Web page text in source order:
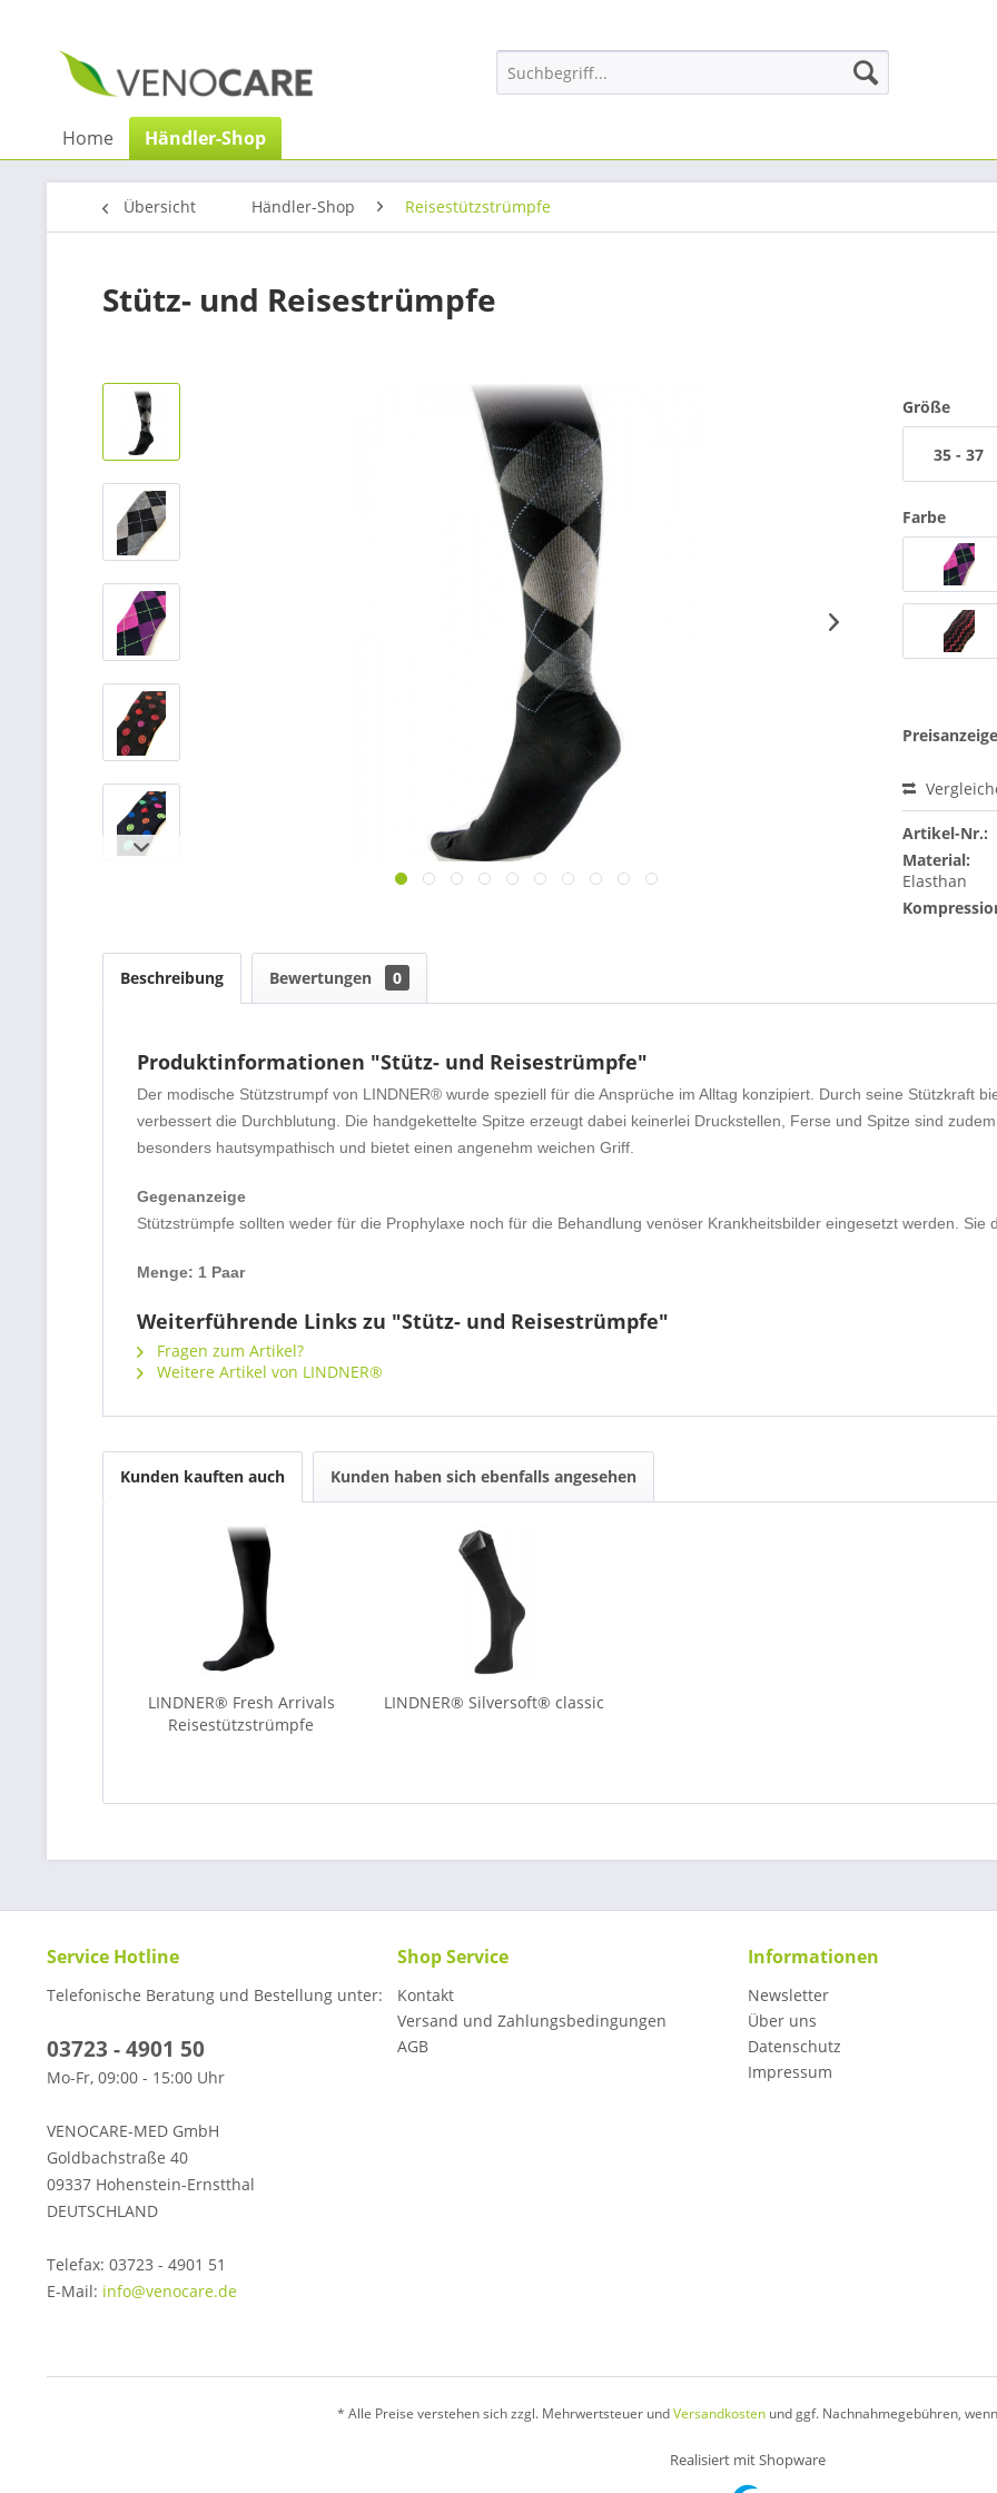
Home Händler-Shop
Übersicht Händler-Shop Reisestützstrümpfe
Stütz- und Reisestrümpfe
Größe
35 - 37
Farbe
Artikel-Nr.:
Material:
Elasthan
Beschreibung Bewertungen 0
Produktinformationen "Stütz- und Reisestrümpfe"
Der modische Stützstrumpf von LINDNER® wurde speziell für die Ansprüche im Alltag konzipiert. Durch seine Stützkraft
verbessert die Durchblutung. Die handgekettelte Spitze erzeugt dabei keinerlei Druckstellen, Ferse und Spitze sind
besonders hautsympathisch und bietet einen angenehm weichen Griff.
Gegenanzeige
Stützstrümpfe sollten weder für die Prophylaxe noch für die Behandlung venöser Krankheitsbilder eingesetzt werden. Sie
Menge: 1 Paar
Weiterführende Links zu "Stütz- und Reisestrümpfe"
Fragen zum Artikel?
Weitere Artikel von LINDNER®
Kunden kauften auch Kunden haben sich ebenfalls angesehen
LINDNER® Fresh Arrivals
Reisestützstrümpfe
LINDNER® Silversoft® classic
Service Hotline
Telefonische Beratung und Bestellung unter:
03723 - 4901 50
Mo-Fr, 09:00 - 15:00 Uhr
VENOCARE-MED GmbH
Goldbachstraße 40
09337 Hohenstein-Ernstthal
DEUTSCHLAND
Telefax: 03723 - 4901 51
E-Mail: info@venocare.de
Shop Service
Kontakt
Versand und Zahlungsbedingungen
AGB
Informationen
Newsletter
Über uns
Datenschutz
Impressum
* Alle Preise verstehen sich zzgl. Mehrwertsteuer undVersandkosten und ggf. Nachnahmegebühren,
Realisiert mit Shopware